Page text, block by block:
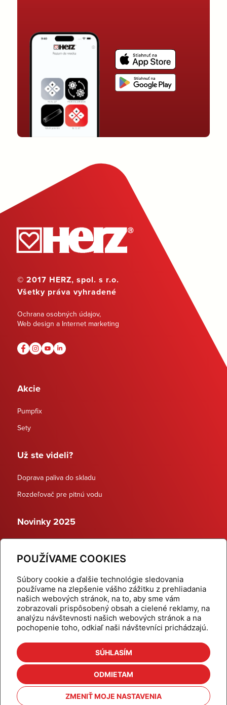
POUŽÍVAME COOKIES
Súbory cookie a ďalšie technológie sledovania
používame na zlepšenie vášho zážitku z prehliadania
našich webových stránok, na to, aby sme vám
zobrazovali prispôsobený obsah a cielené reklamy, na
analýzu návštevnosti našich webových stránok a na
pochopenie toho, odkiaľ naši návštevníci prichádzajú.
SÚHLASÍM
ODMIETAM
ZMENIŤ MOJE NASTAVENIA
© 2017 HERZ, spol. s r.o.
Všetky práva vyhradené
Ochrana osobných údajov,
Web design a Internet marketing
Akcie
Pumpfix
Sety
Už ste videli?
Doprava paliva do skladu
Rozdeľovač pre pitnú vodu
Novinky 2025
Dynamické termostatické ventily
Domov
Produkty
Aktuality
Odber šikovné tipy
Kalkulačky
Cenníky
Na stiahnutie
Referencie
Kontakt